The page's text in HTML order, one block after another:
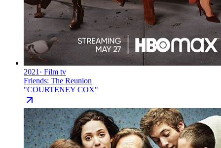
2021 · Film tv
Friends: The Reunion
"COURTENEY COX"